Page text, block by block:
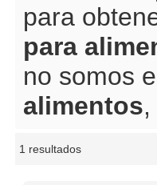
para
para
no somos
alimentos
1 resultados